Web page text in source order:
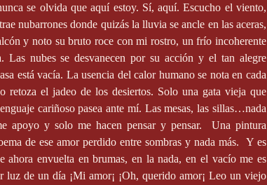
se olvida que aquí estoy. Sí, aquí. Escucho el viento,
nubarrones donde quizás la lluvia se ancle en las aceras,
y noto su bruto roce con mi rostro, un frío incoherente
Las nubes se desvanecen por su acción y el tan alegre
está vacía. La usencia del calor humano se nota en cada
retoza el jadeo de los desiertos. Solo una gata vieja que
cariñoso pasea ante mí. Las mesas, las sillas…nada
apoyo y solo me hacen pensar y pensar.
Una pintura
de ese amor perdido entre sombras y nada más.
Y es
ahora envuelta en brumas, en la nada, en el vacío me es
luz de un día ¡Mi amor¡ ¡Oh, querido amor¡ Leo un viejo